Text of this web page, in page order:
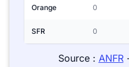
Orange 0
SFR 0
Source : ANFR-